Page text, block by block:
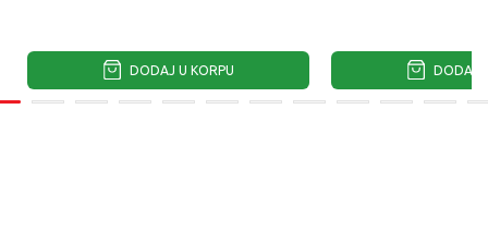
DODAJ U KORPU DODAJ